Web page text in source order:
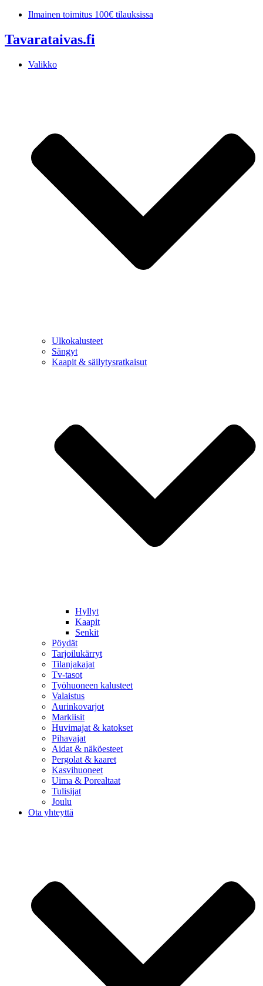
Mene
Ilmainen toimitus 100€ tilauksissa
Tavarataivas.fi
Valikko
Ulkokalusteet
Sängyt
Kaapit & säilytysratkaisut
Hyllyt
Kaapit
Senkit
Pöydät
Tarjoilukärryt
Tilanjakajat
Tv-tasot
Työhuoneen kalusteet
Valaistus
Aurinkovarjot
Markiisit
Huvimajat & katokset
Pihavajat
Aidat & näköesteet
Pergolat & kaaret
Kasvihuoneet
Uima & Porealtaat
Tulisijat
Joulu
Ota yhteyttä